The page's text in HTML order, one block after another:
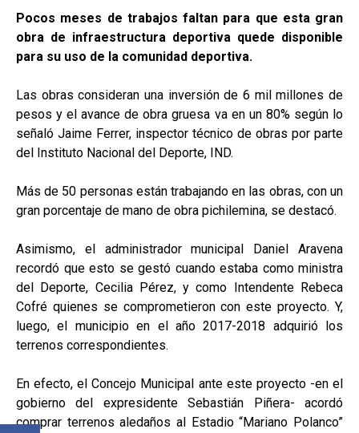
Pocos meses de trabajos faltan para que esta gran
obra de infraestructura deportiva quede disponible
para su uso de la comunidad deportiva.
Las obras consideran una inversión de 6 mil millones de
pesos y el avance de obra gruesa va en un 80% según lo
señaló Jaime Ferrer, inspector técnico de obras por parte
del Instituto Nacional del Deporte, IND.
Más de 50 personas están trabajando en las obras, con un
gran porcentaje de mano de obra pichilemina, se destacó.
Asimismo, el administrador municipal Daniel Aravena
recordó que esto se gestó cuando estaba como ministra
del Deporte, Cecilia Pérez, y como Intendente Rebeca
Cofré quienes se comprometieron con este proyecto. Y,
luego, el municipio en el año 2017-2018 adquirió los
terrenos correspondientes.
En efecto, el Concejo Municipal ante este proyecto -en el
gobierno del expresidente Sebastián Piñera- acordó
comprar terrenos aledaños al Estadio “Mariano Polanco”